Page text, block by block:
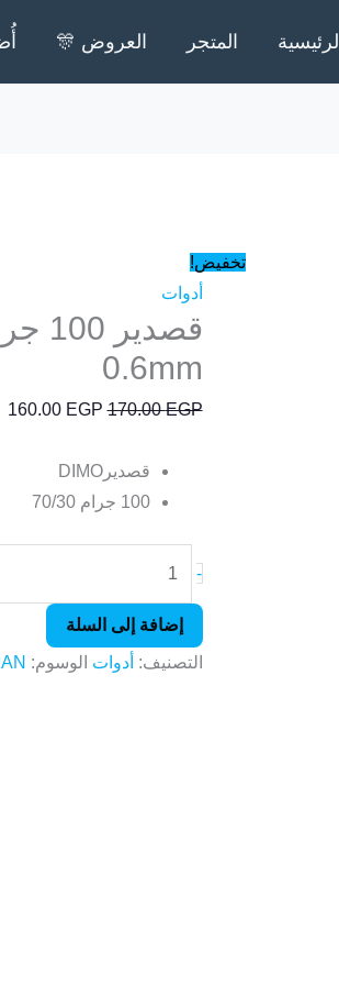
الرئيسية المتجر العروض 🎊
تخفيض!
أدوات
0.6mm
170.00EGP
160.00 EGP
قصديرDIMO
100 جرام 70/30
-
جرام
2AN
70/30
0.6mm
إضافة إلى السلة
التصنيف: أدوات الوسوم: